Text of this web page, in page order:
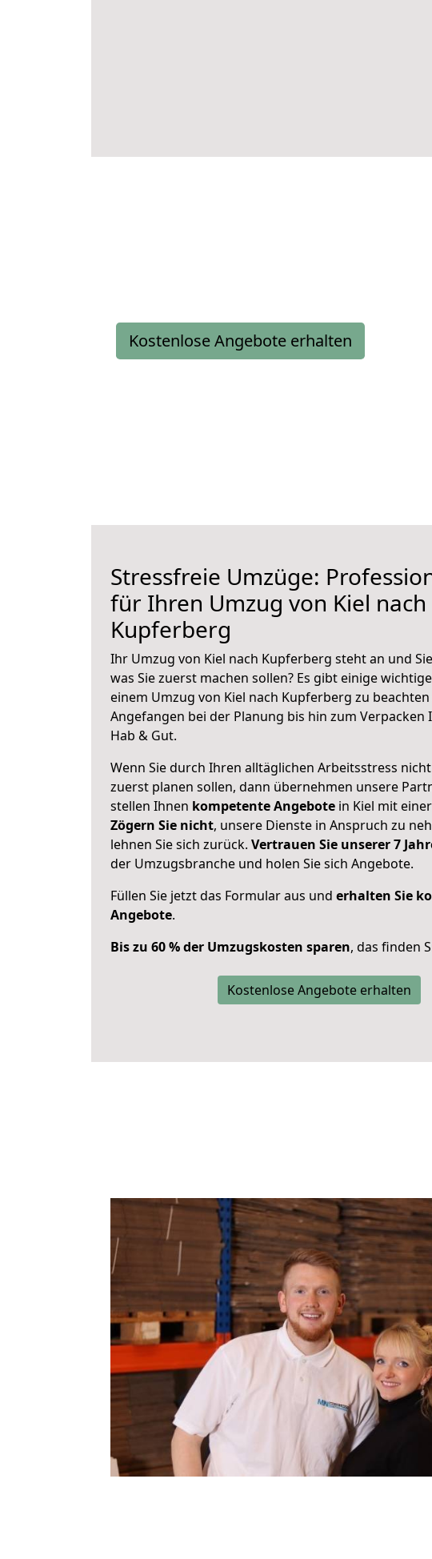
Kostenlose Angebote erhalten
Stressfreie Umzüge:
für Ihren Umzug von Kiel nach
Kupferberg
Ihr Umzug von Kiel nach Kupferberg steht an und
was Sie zuerst machen sollen? Es gibt einige
einem Umzug von Kiel nach Kupferberg zu beachten
Angefangen bei der Planung bis hin zum Verpacken
Hab & Gut.
Wenn Sie durch Ihren alltäglichen Arbeitsstress
zuerst planen sollen, dann übernehmen unsere
stellen Ihnen kompetente Angebote in Kiel mit
Zögern Sie nicht, unsere Dienste in Anspruch zu
lehnen Sie sich zurück. Vertrauen Sie unserer 7
der Umzugsbranche und holen Sie sich Angebote.
Füllen Sie jetzt das Formular aus und erhalten Sie
Angebote.
Bis zu 60 % der Umzugskosten sparen, das finden
Kostenlose Angebote erhalten